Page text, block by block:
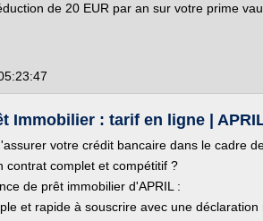
de 20 EUR par an sur votre prime
Immobilier : tarif en ligne |
votre crédit bancaire dans le cadre
contrat complet et compétitif ?
de prêt immobilier d'APRIL :
et rapide à souscrire avec une